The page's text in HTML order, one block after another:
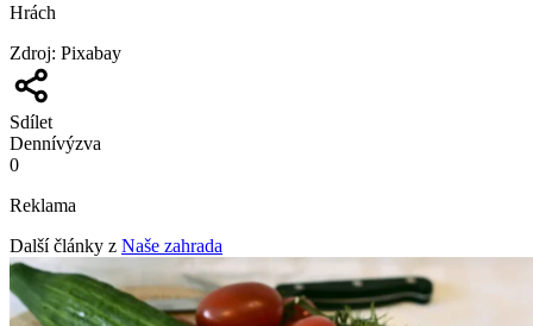
Hrách
Zdroj: Pixabay
Sdílet
Dennívýzva
0
Reklama
Další články z Naše zahrada